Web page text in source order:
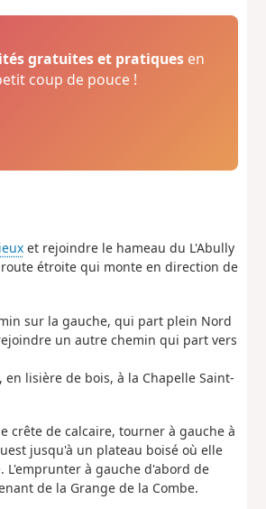
gratuites et pratiques en
coup de pouce !
et rejoindre le hameau du L'Abully
étroite qui monte en direction de
sur la gauche, qui part plein Nord
un autre chemin qui part vers
lisière de bois, à la Chapelle Saint-
crête de calcaire, tourner à gauche à
jusqu'à un plateau boisé où elle
L'emprunter à gauche d'abord de
de la Grange de la Combe.